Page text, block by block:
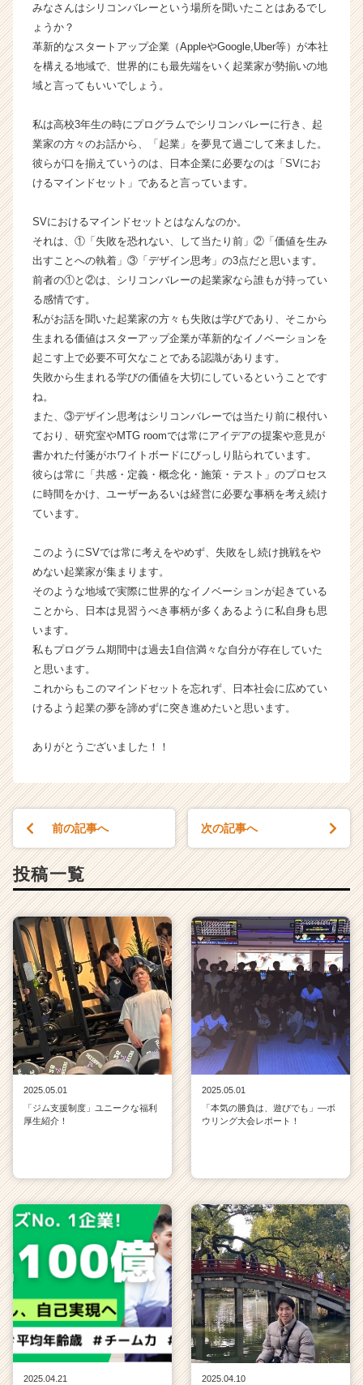
成
企
業
か
ス
ウ
ト
が
く
就
活
イ
チ
ア
キ
ャ
（C
h
e
e
r
e
e
r）
みなさんはシリコンバレーという場所を聞いたことはあるでし
ょうか？
革新的なスタートアップ企業（AppleやGoogle,Uber等）が本社
を構える地域で、世界的にも最先端をいく起業家が勢揃いの地
域と言ってもいいでしょう。
私は高校3年生の時にプログラムでシリコンバレーに行き、起
業家の方々のお話から、「起業」を夢見て過ごして来ました。
彼らが口を揃えていうのは、日本企業に必要なのは「SVにお
けるマインドセット」であると言っています。
SVにおけるマインドセットとはなんなのか。
それは、①「失敗を恐れない、して当たり前」②「価値を生み
出すことへの執着」③「デザイン思考」の3点だと思います。
前者の①と②は、シリコンバレーの起業家なら誰もが持ってい
る感情です。
私がお話を聞いた起業家の方々も失敗は学びであり、そこから
生まれる価値はスターアップ企業が革新的なイノベーションを
起こす上で必要不可欠なことである認識があります。
失敗から生まれる学びの価値を大切にしているということです
ね。
また、③デザイン思考はシリコンバレーでは当たり前に根付い
ており、研究室やMTG roomでは常にアイデアの提案や意見が
書かれた付箋がホワイトボードにびっしり貼られています。
彼らは常に「共感・定義・概念化・施策・テスト」のプロセス
に時間をかけ、ユーザーあるいは経営に必要な事柄を考え続け
ています。
このようにSVでは常に考えをやめず、失敗をし続け挑戦をや
めない起業家が集まります。
そのような地域で実際に世界的なイノベーションが起きている
ことから、日本は見習うべき事柄が多くあるように私自身も思
います。
私もプログラム期間中は過去1自信満々な自分が存在していた
と思います。
これからもこのマインドセットを忘れず、日本社会に広めてい
けるよう起業の夢を諦めずに突き進めたいと思います。
ありがとうございました！！
前の記事へ 次の記事へ
投稿一覧
2025.05.01
「ジム支援制度」ユニークな福利
厚生紹介！
2025.05.01
「本気の勝負は、遊びでも」—ボ
ウリング大会レポート！
2025.04.21 2025.04.10